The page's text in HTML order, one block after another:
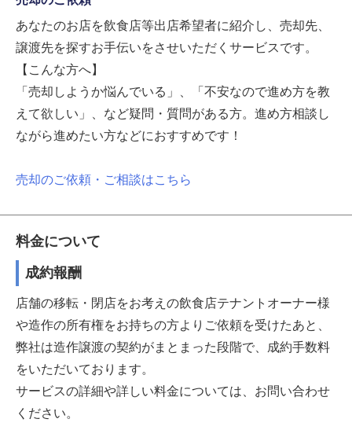
あなたのお店を飲食店等出店希望者に紹介し、売却先、
譲渡先を探すお手伝いをさせいただくサービスです。
【こんな方へ】
「売却しようか悩んでいる」、「不安なので進め方を教
えて欲しい」、など疑問・質問がある方。進め方相談し
ながら進めたい方などにおすすめです！
売却のご依頼・ご相談はこちら
料金について
成約報酬
店舗の移転・閉店をお考えの飲食店テナントオーナー様
や造作の所有権をお持ちの方よりご依頼を受けたあと、
弊社は造作譲渡の契約がまとまった段階で、成約手数料
をいただいております。
サービスの詳細や詳しい料金については、お問い合わせ
ください。